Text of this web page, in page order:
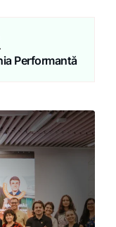
Performantă